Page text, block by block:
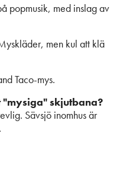
popmusik, med inslag av
men kul att klä
Taco-mys.
skjutbana?
Sävsjö inomhus är